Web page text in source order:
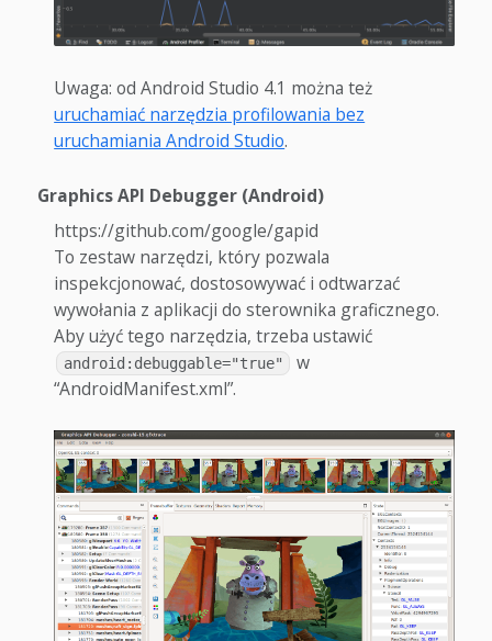
Uwaga: od Android Studio 4.1 można też
uruchamiać narzędzia profilowania bez
uruchamiania Android Studio.
Graphics API Debugger (Android)
https://github.com/google/gapid
To zestaw narzędzi, który pozwala
inspekcjonować, dostosowywać i odtwarzać
wywołania z aplikacji do sterownika graficznego.
Aby użyć tego narzędzia, trzeba ustawić
android:debuggable="true"
w
“AndroidManifest.xml”.